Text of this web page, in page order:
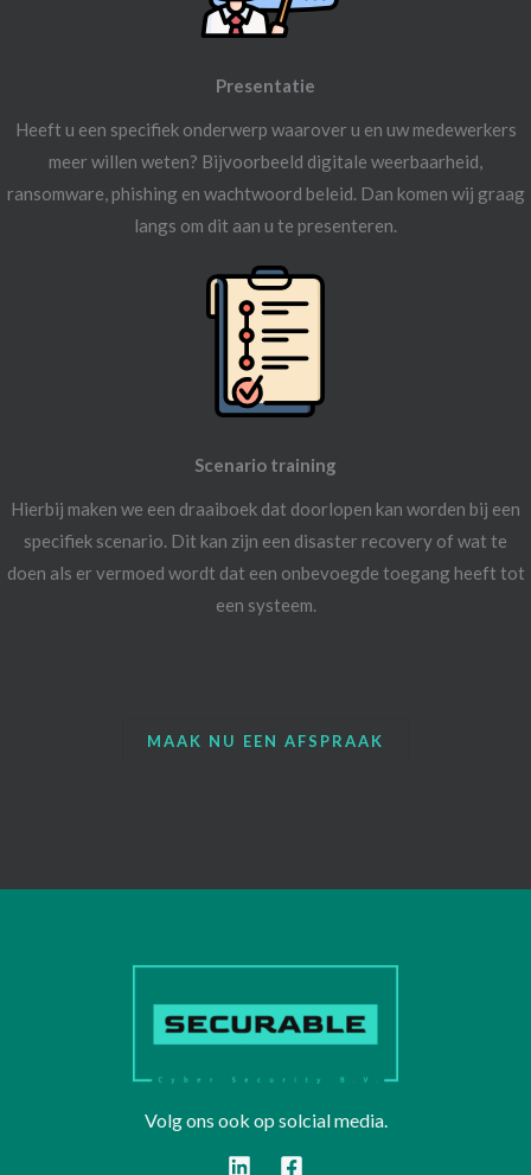
Presentatie
Heeft u een specifiek onderwerp waarover u en uw medewerkers
meer willen weten? Bijvoorbeeld digitale weerbaarheid,
ransomware, phishing en wachtwoord beleid. Dan komen wij graag
langs om dit aan u te presenteren.
Scenario training
Hierbij maken we een draaiboek dat doorlopen kan worden bij een
specifiek scenario. Dit kan zijn een disaster recovery of wat te
doen als er vermoed wordt dat een onbevoegde toegang heeft tot
een systeem.
MAAK NU EEN AFSPRAAK
Volg ons ook op solcial media.